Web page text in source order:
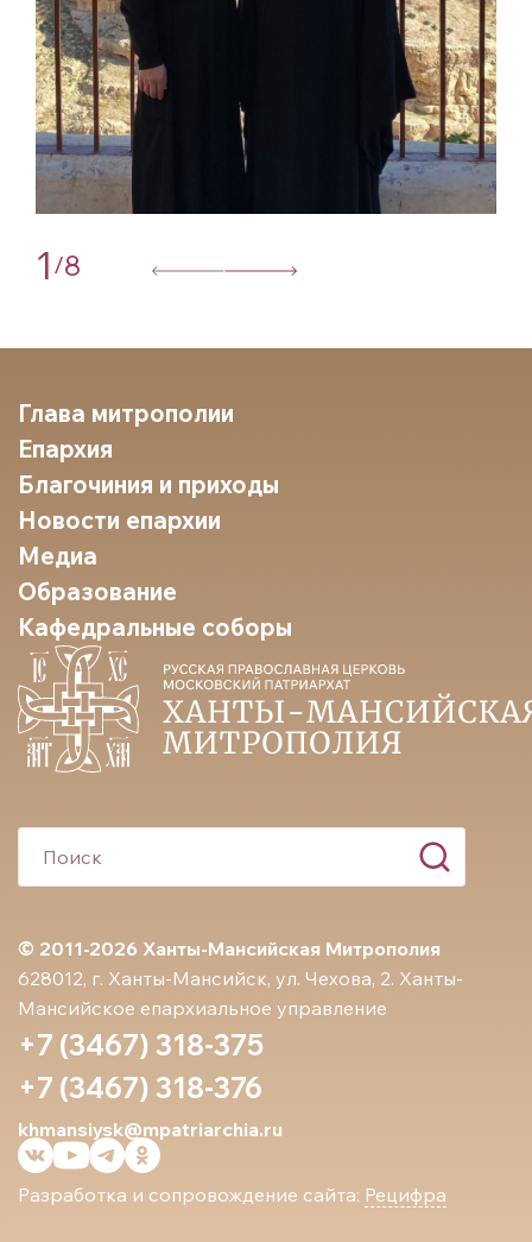
1 /8
© 2011-2026 Ханты-Мансийская Митрополия
628012, г. Ханты-Мансийск, ул. Чехова, 2. Ханты-
Мансийское епархиальное управление
+7 (3467) 318-375
+7 (3467) 318-376
khmansiysk@mpatriarchia.ru
Разработка и сопровождение сайта: Рецифра
Глава митрополии
Епархия
Благочиния и приходы
Новости епархии
Медиа
Образование
Кафедральные соборы